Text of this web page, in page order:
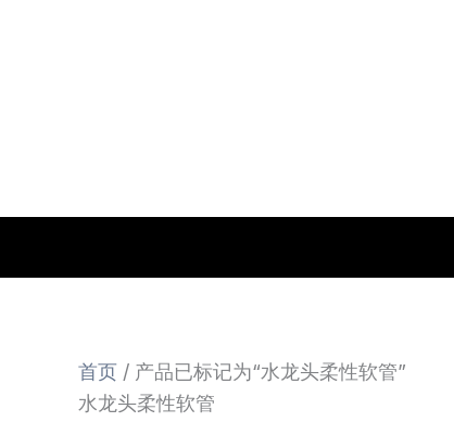
首页 / 产品已标记为“水龙头柔性软管”
水龙头柔性软管